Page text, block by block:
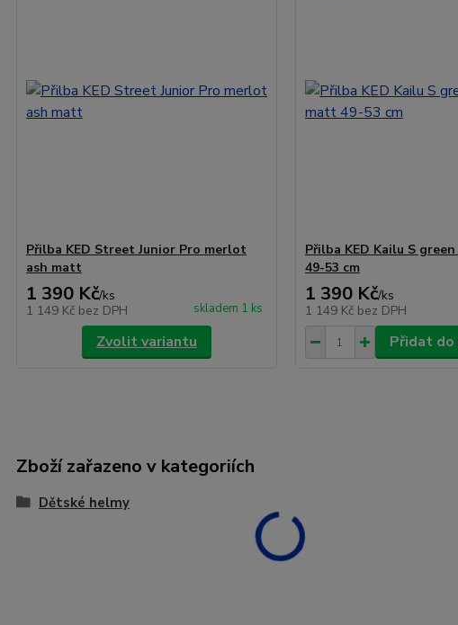
Přilba KED Street Junior Pro merlot
ash matt
1 390 Kč/ks
1 149 Kč bez DPH skladem 1 ks
Zvolit variantu
Přilba KED Kailu S
49-53 cm
1 390 Kč/ks
1 149 Kč bez DPH
Přidat do
Zboží zařazeno v kategoriích
Dětské helmy